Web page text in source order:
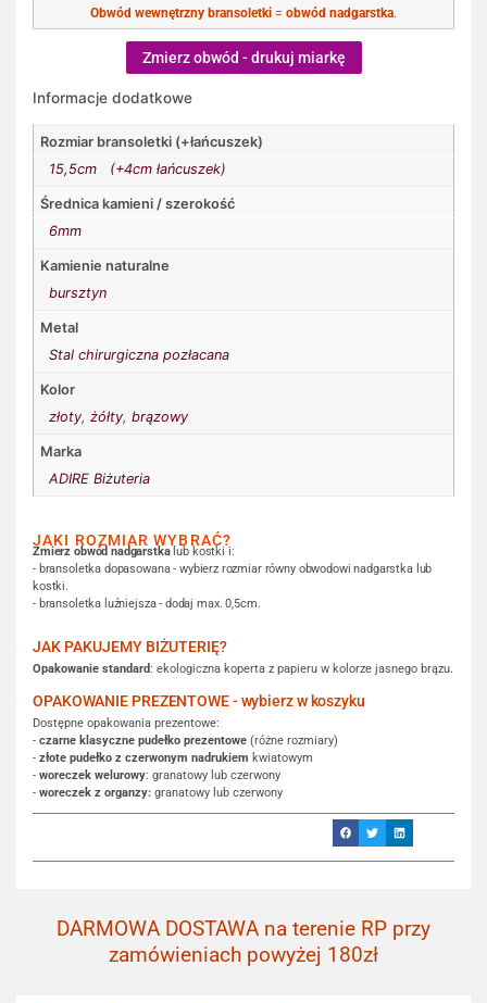
Obwód wewnętrzny bransoletki = obwód nadgarstka.
Zmierz obwód - drukuj miarkę
Informacje dodatkowe
Rozmiar bransoletki (+łańcuszek)
15,5cm (+4cm łańcuszek)
Średnica kamieni / szerokość
6mm
Kamienie naturalne
bursztyn
Metal
Stal chirurgiczna pozłacana
Kolor
złoty, żółty, brązowy
Marka
ADIRE Biżuteria
JAKI ROZMIAR WYBRAĆ?
Zmierz obwód nadgarstkalub kostki i:
- bransoletka dopasowana - wybierz rozmiar równy obwodowi nadgarstka lub
kostki.
- bransoletka luźniejsza - dodaj max. 0,5cm.
JAK PAKUJEMY BIŻUTERIĘ?
Opakowanie standard: ekologiczna koperta z papieru w kolorze jasnego brązu.
OPAKOWANIE PREZENTOWE - wybierz w koszyku
Dostępne opakowania prezentowe:
- czarne klasyczne pudełko prezentowe (różne rozmiary)
- złote pudełko z czerwonym nadrukiem kwiatowym
- woreczek welurowy: granatowy lub czerwony
- woreczek z organzy: granatowy lub czerwony
DARMOWA DOSTAWA na terenie RP przy
zamówieniach powyżej 180zł